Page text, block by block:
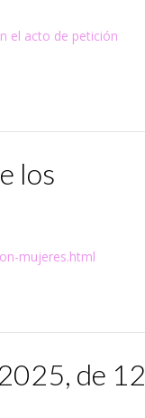
el acto de petición
los
mujeres.html
de 12